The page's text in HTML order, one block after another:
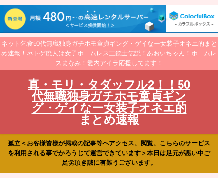
ネット乞食50代無職独身ガチホモ童貞ギング・ゲイなー女装子オネエ的まと
め速報！ネトゲ廃人は女子ホームレス三銃士伝説！あおいちゃん！ホームレ
スまなみ！愛内アイラ応援してます！
真・モリ・タダッフル2！！50
代無職独身ガチホモ童貞ギン
グ・ゲイなー女装子オネエ的
まとめ速報
孤立＜お客様皆様が掲載の記事等へアクセス、閲覧、こちらのサービス
を利用される事でかろうじて運営できています＞本日は足元が悪い中ご
足労頂き誠に有難うございます。